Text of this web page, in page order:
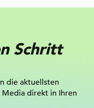
Schritt
die aktuellsten
Media direkt in Ihren